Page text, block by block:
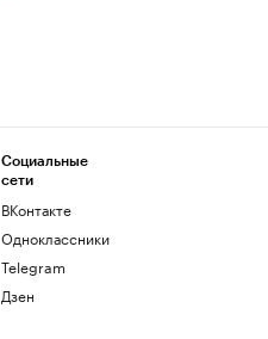
Социальные
сети
ВКонтакте
Одноклассники
Telegram
Дзен